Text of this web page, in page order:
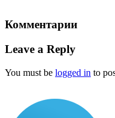
Комментарии
Leave a Reply
You must be logged in to